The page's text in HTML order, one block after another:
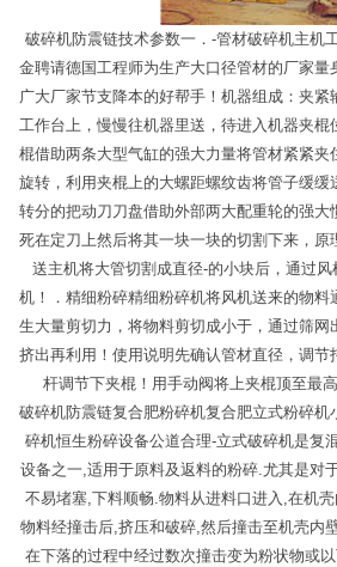
破碎机防震链技术参数一．-管材破碎机主机
金聘请德国工程师为生产大口径管材的厂家量
广大厂家节支降本的好帮手！机器组成：夹
工作台上，慢慢往机器里送，待进入机器夹棍
棍借助两条大型气缸的强大力量将管材紧紧夹
旋转，利用夹棍上的大螺距螺纹齿将管子缓缓
转分的把动刀刀盘借助外部两大配重轮的强大
死在定刀上然后将其一块一块的切割下来，原
送主机将大管切割成直径-的小块后，通过
机！．精细粉碎精细粉碎机将风机送来的物料
生大量剪切力，将物料剪切成小于，通过筛网
挤出再利用！使用说明先确认管材直径，调节
杆调节下夹棍！用手动阀将上夹棍顶至最
破碎机防震链复合肥粉碎机复合肥立式粉碎机
碎机恒生粉碎设备公道合理-立式破碎机是复
设备之一,适用于原料及返料的粉碎.尤其是对
不易堵塞,下料顺畅.物料从进料口进入,在机
物料经撞击后,挤压和破碎,然后撞击至机壳内
在下落的过程中经过数次撞击变为粉状物或